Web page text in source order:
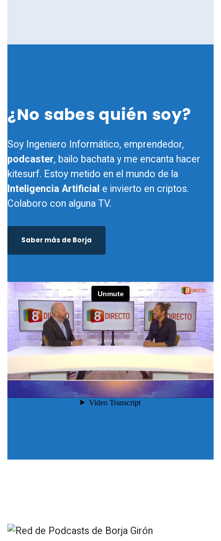
¿No sabes quién soy?
Soy Ingeniero Informático, emprendedor,
podcaster, bailo bachata y me encanta hacer
kitesurf. Estoy metido en el mundo de la
Inteligencia Artificial e invierto en criptos.
Colaboro con alguna TV.
Saber más de Borja